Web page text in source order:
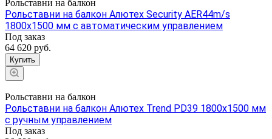
Рольставни на балкон
Рольставни на балкон Алютех Security AER44m/s
1800x1500 мм с автоматическим управлением
Под заказ
64 620 руб.
Купить
Рольставни на балкон
Рольставни на балкон Алютех Trend PD39 1800x1500 мм
с ручным управлением
Под заказ